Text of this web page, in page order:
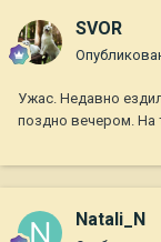
SVOR
Ужас. Недавно
поздно вечером. На
Natali_N